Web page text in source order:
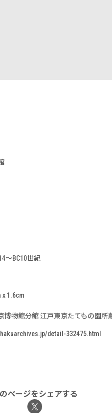
～BC10世紀
x 1.6cm
博物館分館 江戸東京たてもの園所
detail-332475.html
ページをシェアする